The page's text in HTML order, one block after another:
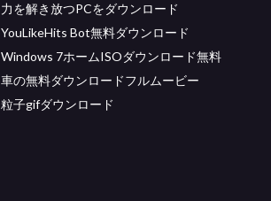
力を解き放つPCをダウンロード
YouLikeHits Bot無料ダウンロード
Windows 7ホームISOダウンロード無料
車の無料ダウンロードフルムービー
粒子gifダウンロード